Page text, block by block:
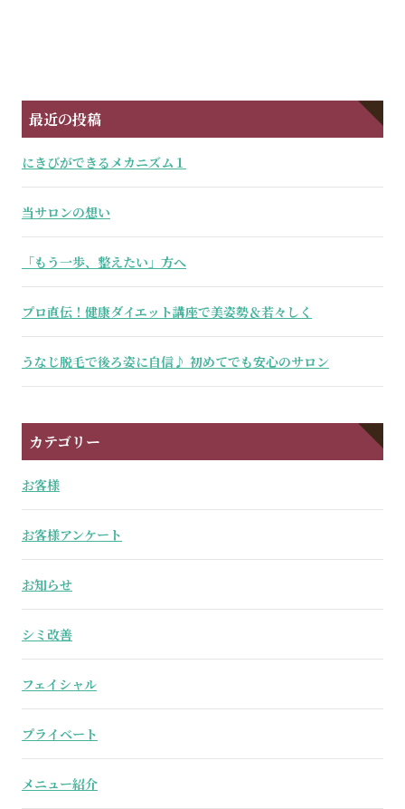
最近の投稿
にきびができるメカニズム１
当サロンの想い
「もう一歩、整えたい」方へ
プロ直伝！健康ダイエット講座で美姿勢＆若々しく
うなじ脱毛で後ろ姿に自信♪ 初めてでも安心のサロン
カテゴリー
お客様
お客様アンケート
お知らせ
シミ改善
フェイシャル
プライベート
メニュー紹介